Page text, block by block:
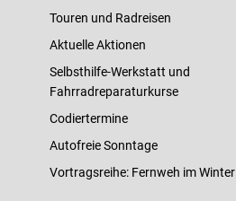
Touren und Radreisen
Aktuelle Aktionen
Selbsthilfe-Werkstatt und
Fahrradreparaturkurse
Codiertermine
Autofreie Sonntage
Vortragsreihe: Fernweh im Winter